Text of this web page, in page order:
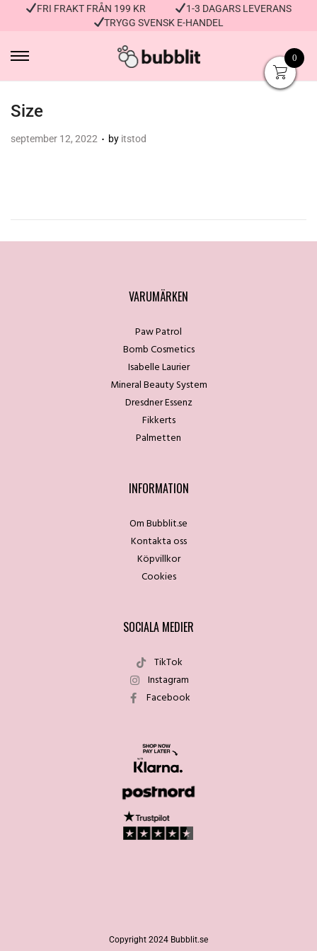
FRI FRAKT FRÅN 199 KR
1-3 DAGARS LEVERANS
TRYGG SVENSK E-HANDEL
Size
Posted on
september 12, 2022 . by itstod
VARUMÄRKEN
Paw Patrol
Bomb Cosmetics
Isabelle Laurier
Mineral Beauty System
Dresdner Essenz
Fikkerts
Palmetten
INFORMATION
Om Bubblit.se
Kontakta oss
Köpvillkor
Cookies
SOCIALA MEDIER
TikTok
Instagram
Facebook
Copyright 2024 Bubblit.se
0